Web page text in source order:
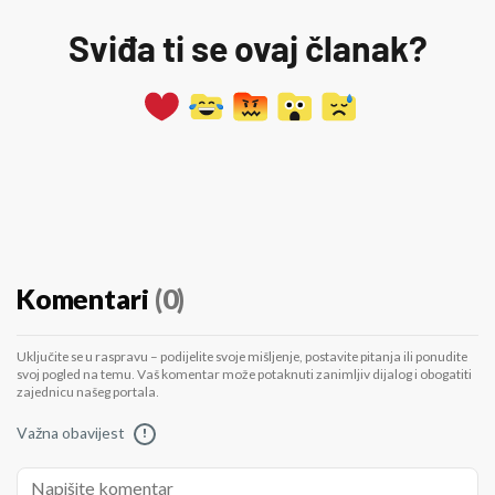
Sviđa ti se ovaj članak?
Komentari (0)
Uključite se u raspravu – podijelite svoje mišljenje, postavite pitanja ili ponudite
svoj pogled na temu. Vaš komentar može potaknuti zanimljiv dijalog i obogatiti
zajednicu našeg portala.
Važna obavijest !